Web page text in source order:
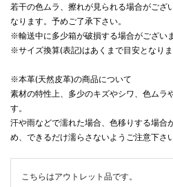
若干の色ムラ、擦れが見られる場合がござ
なります。予めご了承下さい。
※輸送中に多少箱が破損する場合がございま
※サイズ換算(表記)はあくまで目安となりま
※本革(天然皮革)の商品について
素材の特性上、多少のキズやシワ、色ムラ
す。
汗や雨などで濡れた場合、色移りする場合
め、できるだけ濡らさないようご注意下さい
こちらはアウトレット品です。